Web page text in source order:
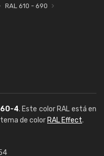
RAL 610 - 690
4. Este color RAL está en
de color RAL Effect.